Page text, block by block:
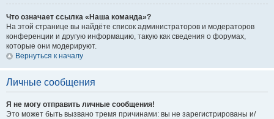
Что означает ссылка «Наша команда»?
На этой странице вы найдёте список администраторов и модераторов
конференции и другую информацию, такую как сведения о форумах,
которые они модерируют.
Вернуться к началу
Личные сообщения
Я не могу отправить личные сообщения!
Это может быть вызвано тремя причинами: вы не зарегистрированы и/